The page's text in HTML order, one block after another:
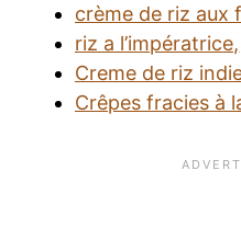
crème de riz aux
riz a l’impératrice,
Creme de riz
Crêpes fracies à